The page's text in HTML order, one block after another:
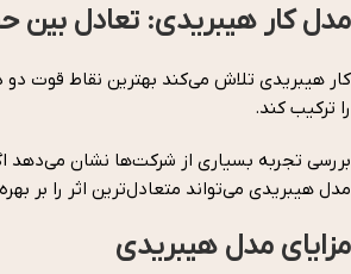
مدل کار هیبریدی: تعادل بین
کار هیبریدی تلاش می‌کند بهترین نقاط قوت دو
را ترکیب کند.
بررسی تجربه بسیاری از شرکت‌ها نشان می‌دهد
مدل هیبریدی می‌تواند متعادل‌ترین اثر را بر
مزایای مدل هیبریدی